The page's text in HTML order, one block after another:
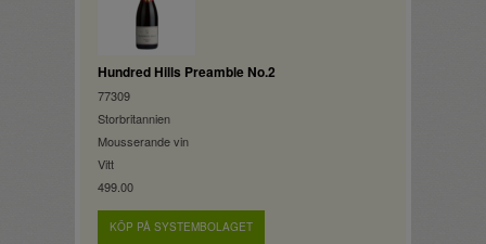
Hundred Hills Preamble No.2
77309
Storbritannien
Mousserande vin
Vitt
499.00
KÖP PÅ SYSTEMBOLAGET